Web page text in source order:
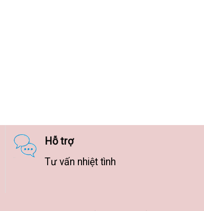
Hỗ trợ
Tư vấn nhiệt tình